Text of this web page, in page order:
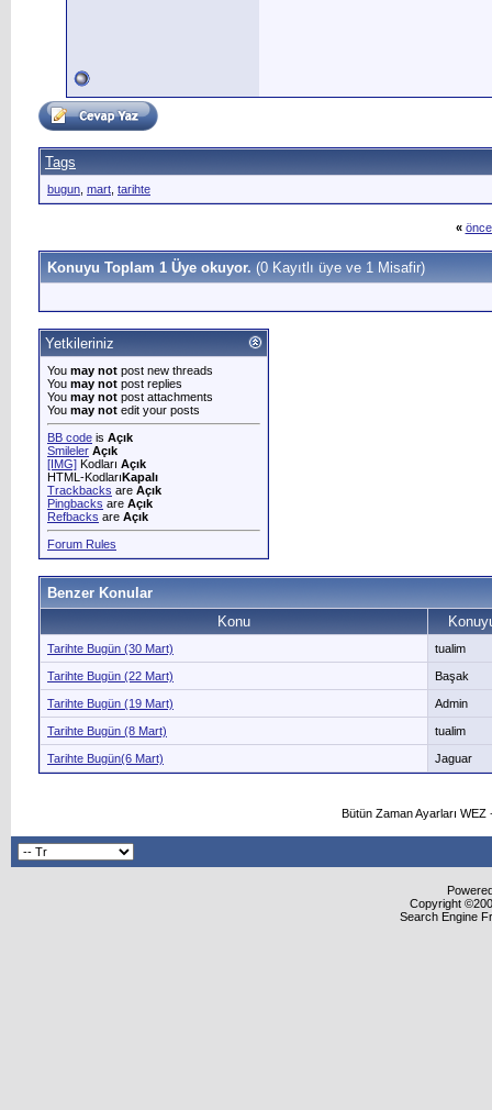
Tags
bugun mart tarihte
«
Konuyu Toplam 1 Üye okuyor. (0 Kayıtlı üye ve 1 Misafir)
Yetkileriniz
You may not post new threads
You may not post replies
You may not post attachments
You may not edit your posts
BB code is Açık
Smileler Açık
[IMG] Kodları Açık
HTML-KodlarıKapalı
Trackbacks are Açık
Pingbacks are Açık
Refbacks are Açık
Forum Rules
Benzer Konular
Konu
Tarihte Bugün (30 Mart) tualim
Tarihte Bugün (22 Mart) Başak
Tarihte Bugün (19 Mart) Admin
Tarihte Bugün (8 Mart) tualim
Tarihte Bugün(6 Mart) Jaguar
Bütün Zaman Ayarları
Copyright
Search Engine